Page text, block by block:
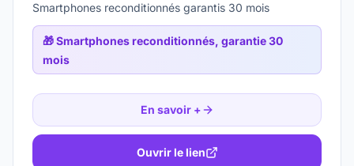
Smartphones reconditionnés garantis 30 mois
🎁Smartphones reconditionnés, garantie 30
mois
En savoir +
Ouvrir le lien